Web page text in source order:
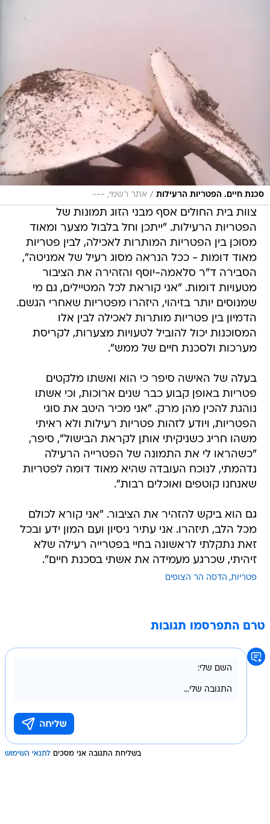
סכנת חיים. הפטריות הרעילות / אתר רשמי, ---
צוות בית החולים אסף מבני הזוג תמונות של
הפטריות הרעילות. "ייתכן וחל בלבול מצער ומאוד
מסוכן בין הפטריות המותרות לאכילה, לבין פטריות
מאוד דומות - ככל הנראה מסוג רעיל של אמניטה",
הסבירה ד"ר סלאמה-יוסף והזהירה את הציבור
מטעויות דומות. "אני קוראת לכל המטיילים, גם מי
שמנוסים יותר בזיהוי, היזהרו מפטריות שאחרי הגשם.
הדמיון בין פטריות מותרות לאכילה לבין אלו
המסוכנות יכול להוביל לטעויות מצערות, לקריסת
מערכות ולסכנת חיים של ממש".
בעלה של האישה סיפר כי הוא ואשתו מלקטים
פטריות באופן קבוע כבר שנים ארוכות, וכי אשתו
נוהגת להכין מהן מרק. "אני מכיר היטב את סוגי
הפטריות, ויודע לזהות פטריות רעילות ולא ראיתי
משהו חריג כשניקיתי אותן לקראת הבישול", סיפר,
"כשהראו לי את התמונה של הפטרייה הרעילה
נדהמתי, לנוכח העובדה שהיא מאוד דומה לפטריות
שאנחנו קוטפים ואוכלים רבות".
גם הוא ביקש להזהיר את הציבור. "אני קורא לכולם
מכל הלב, תיזהרו. אני עתיר ניסיון ועם המון ידע ובכל
זאת נתקלתי לראשונה בחיי בפטרייה רעילה שלא
זיהיתי, שכרגע מעמידה את אשתי בסכנת חיים".
פטריות הדסה הר הצופים
טרם התפרסמו תגובות
בשליחת התגובה אני מסכים לתנאי השימוש